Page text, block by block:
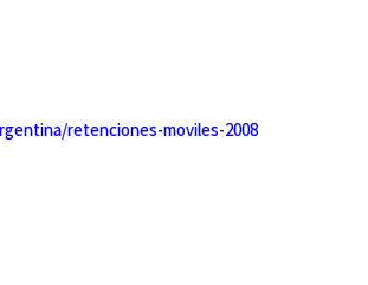
retenciones-moviles-2008